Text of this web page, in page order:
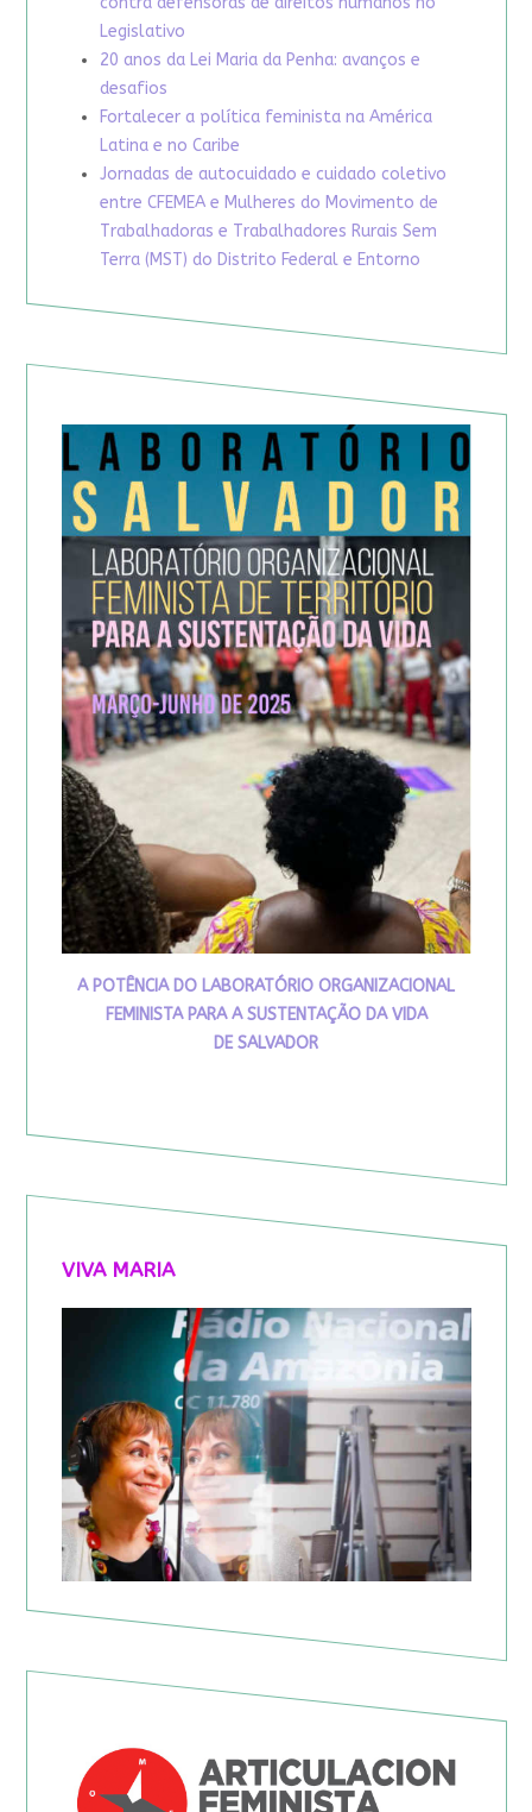
Legislativo
20 anos da Lei Maria da Penha: avanços e
desafios
Fortalecer a política feminista na América
Latina e no Caribe
Jornadas de autocuidado e cuidado coletivo
entre CFEMEA e Mulheres do Movimento de
Trabalhadoras e Trabalhadores Rurais Sem
Terra (MST) do Distrito Federal e Entorno
A POTÊNCIA DO LABORATÓRIO ORGANIZACIONAL
FEMINISTA PARA A SUSTENTAÇÃO DA VIDA
DE SALVADOR
VIVA MARIA